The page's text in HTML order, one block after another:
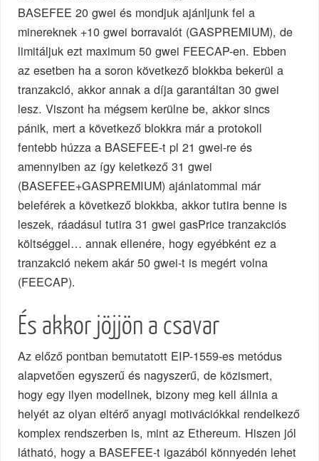
BASEFEE 20 gwei és mondjuk ajánljunk fel a
minereknek +10 gwei borravalót (GASPREMIUM), de
limitáljuk ezt maximum 50 gwei FEECAP-en. Ebben
az esetben ha a soron következő blokkba bekerül a
tranzakció, akkor annak a díja garantáltan 30 gwei
lesz. Viszont ha mégsem kerülne be, akkor sincs
pánik, mert a következő blokkra már a protokoll
fentebb húzza a BASEFEE-t pl 21 gwei-re és
amennyiben az így keletkező 31 gwei
(BASEFEE+GASPREMIUM) ajánlatommal már
beleférek a következő blokkba, akkor tutira benne is
leszek, ráadásul tutira 31 gwei gasPrice tranzakciós
költséggel… annak ellenére, hogy egyébként ez a
tranzakció nekem akár 50 gwei-t is megért volna
(FEECAP).
És akkor jöjjön a csavar
Az előző pontban bemutatott EIP-1559-es metódus
alapvetően egyszerű és nagyszerű, de közismert,
hogy egy ilyen modellnek, bizony meg kell állnia a
helyét az olyan eltérő anyagi motivációkkal rendelkező
komplex rendszerben is, mint az Ethereum. Hiszen jól
látható, hogy a BASEFEE-t igazából könnyedén lehet